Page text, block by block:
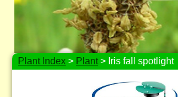
Plant Index > Plant> Iris fall spotlight